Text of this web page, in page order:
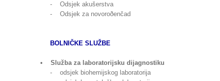
- Odsjek akušerstva
- Odsjek za novoroðenčad
BOLNIČKE SLUŽBE
• Služba za laboratorijsku dijagnostiku
- odsjek biohemijskog laboratorija